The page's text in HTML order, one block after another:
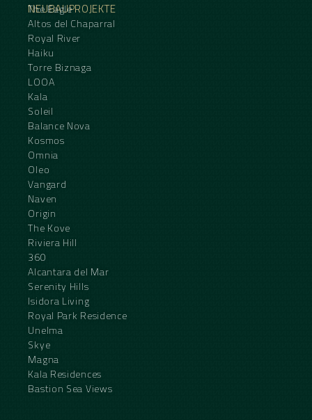
NEUBAUPROJEKTE
The Eagle
Altos del Chaparral
Royal River
Haiku
Torre Biznaga
LOOA
Kala
Soleil
Balance Nova
Kosmos
Omnia
Oleo
Vangard
Naven
Origin
The Kove
Riviera Hill
360
Alcantara del Mar
Serenity Hills
Isidora Living
Royal Park Residence
Unelma
Skye
Magna
Kala Residences
Bastion Sea Views